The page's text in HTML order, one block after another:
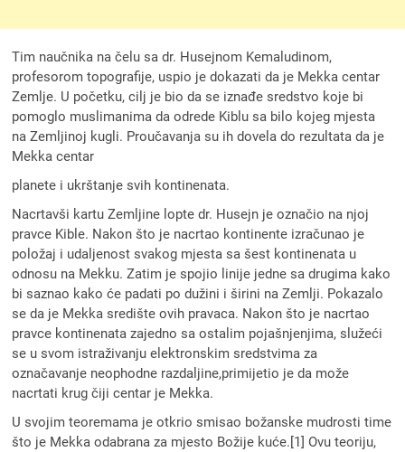
Tim naučnika na čelu sa dr. Husejnom Kemaludinom,
profesorom topografije, uspio je dokazati da je Mekka centar
Zemlje. U početku, cilj je bio da se iznađe sredstvo koje bi
pomoglo muslimanima da odrede Kiblu sa bilo kojeg mjesta
na Zemljinoj kugli. Proučavanja su ih dovela do rezultata da je
Mekka centar
planete i ukrštanje svih kontinenata.
Nacrtavši kartu Zemljine lopte dr. Husejn je označio na njoj
pravce Kible. Nakon što je nacrtao kontinente izračunao je
položaj i udaljenost svakog mjesta sa šest kontinenata u
odnosu na Mekku. Zatim je spojio linije jedne sa drugima kako
bi saznao kako će padati po dužini i širini na Zemlji. Pokazalo
se da je Mekka središte ovih pravaca. Nakon što je nacrtao
pravce kontinenata zajedno sa ostalim pojašnjenjima, služeći
se u svom istraživanju elektronskim sredstvima za
označavanje neophodne razdaljine,primijetio je da može
nacrtati krug čiji centar je Mekka.
U svojim teoremama je otkrio smisao božanske mudrosti time
što je Mekka odabrana za mjesto Božije kuće.[1] Ovu teoriju,